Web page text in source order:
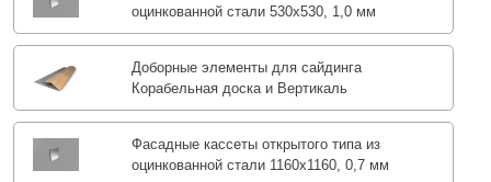
оцинкованной стали 530х530, 1,0 мм
Доборные элементы для сайдинга
Корабельная доска и Вертикаль
Фасадные кассеты открытого типа из
оцинкованной стали 1160х1160, 0,7 мм